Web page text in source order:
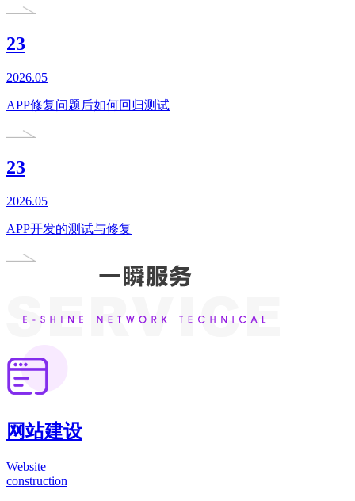
23
2026.05
APP修复问题后如何回归测试
23
2026.05
APP开发的测试与修复
网站建设
Website
construction